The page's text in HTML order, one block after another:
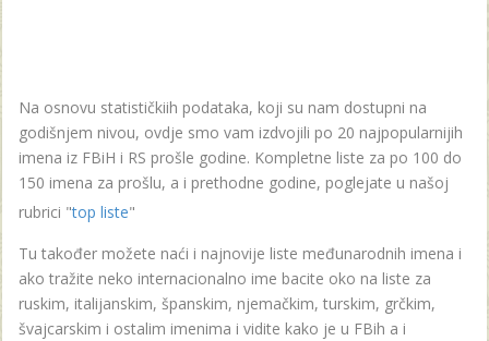
Na osnovu statističkiih podataka, koji su nam dostupni na
godišnjem nivou, ovdje smo vam izdvojili po 20 najpopularnijih
imena iz FBiH i RS prošle godine. Kompletne liste za po 100 do
150 imena za prošlu, a i prethodne godine, poglejate u našoj
rubrici "top liste"
Tu također možete naći i najnovije liste međunarodnih imena i
ako tražite neko internacionalno ime bacite oko na liste za
ruskim, italijanskim, španskim, njemačkim, turskim, grčkim,
švajcarskim i ostalim imenima i vidite kako je u FBih a i